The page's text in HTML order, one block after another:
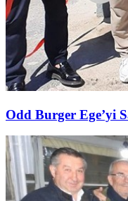
Odd Burger Ege’yi